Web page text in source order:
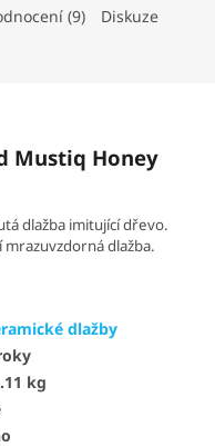
(9) Diskuze
Mustiq Honey
dlažba imitující dřevo.
dlažba.
dlažby
kg